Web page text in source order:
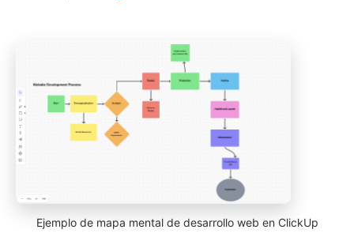
Ejemplo de mapa mental de desarrollo web en ClickUp